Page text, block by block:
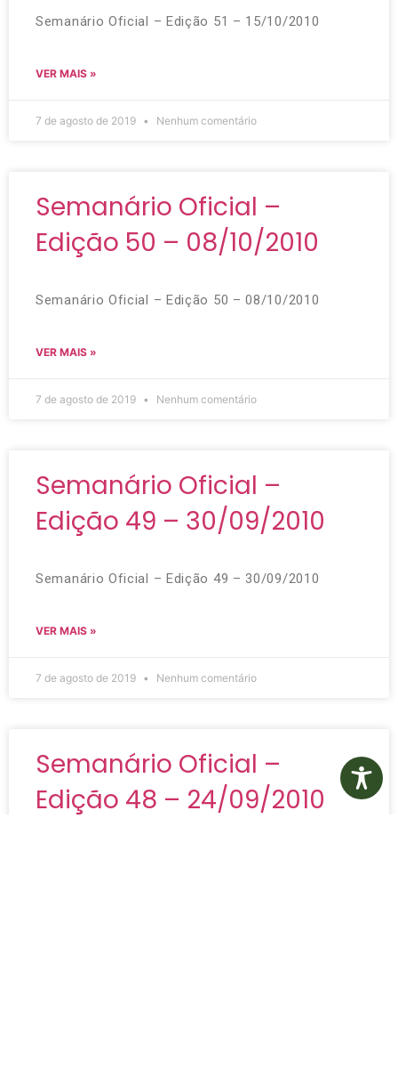
Semanário Oficial – Edição 51 – 15/10/2010
VER MAIS »
7 de agosto de 2019 Nenhum comentário
Semanário Oficial –
Edição 50 – 08/10/2010
Semanário Oficial – Edição 50 – 08/10/2010
VER MAIS »
7 de agosto de 2019 Nenhum comentário
Semanário Oficial –
Edição 49 – 30/09/2010
Semanário Oficial – Edição 49 – 30/09/2010
VER MAIS »
7 de agosto de 2019 Nenhum comentário
Semanário Oficial –
Edição 48 – 24/09/2010